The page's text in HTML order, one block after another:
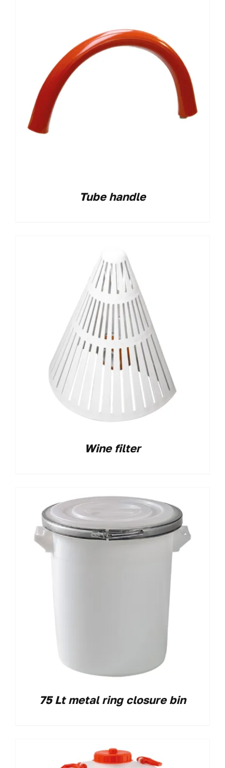
Tube handle
Wine filter
75 Lt metal ring closure bin